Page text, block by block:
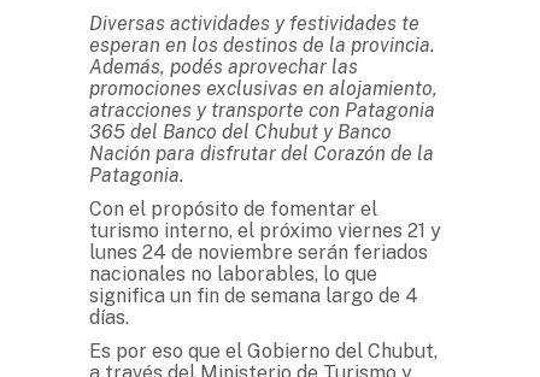
Diversas actividades y festividades te
esperan en los destinos de la provincia.
Además, podés aprovechar las
promociones exclusivas en alojamiento,
atracciones y transporte con Patagonia
365 del Banco del Chubut y Banco
Nación para disfrutar del Corazón de la
Patagonia.
Con el propósito de fomentar el
turismo interno, el próximo viernes 21 y
lunes 24 de noviembre serán feriados
nacionales no laborables, lo que
significa un fin de semana largo de 4
días.
Es por eso que el Gobierno del Chubut,